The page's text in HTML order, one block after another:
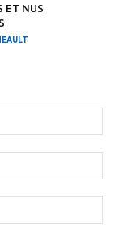
ET NUS
:
:
: